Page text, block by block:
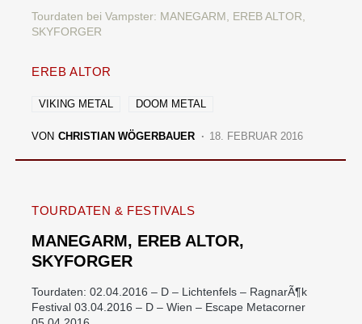
Tourdaten bei Vampster: MANEGARM, EREB ALTOR,
SKYFORGER
EREB ALTOR
VIKING METAL DOOM METAL
VON CHRISTIAN WÖGERBAUER 18. FEBRUAR 2016
TOURDATEN & FESTIVALS
MANEGARM, EREB ALTOR,
SKYFORGER
Tourdaten: 02.04.2016 – D – Lichtenfels – RagnarÃ¶k
Festival 03.04.2016 – D – Wien – Escape Metacorner